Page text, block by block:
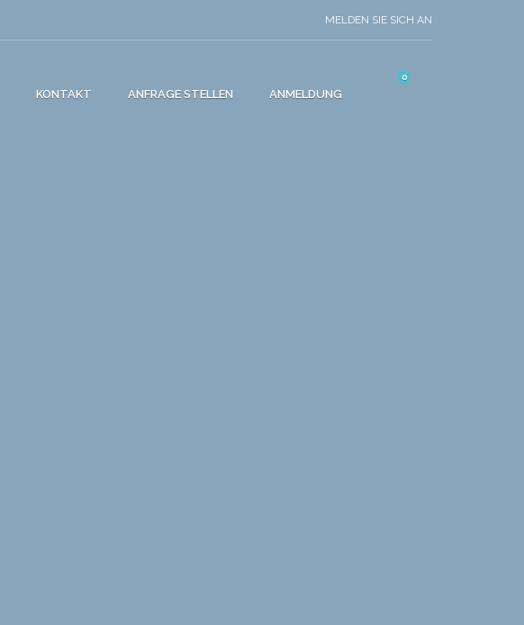
MELDEN SIE SICH AN
KONTAKT ANFRAGE STELLEN ANMELDUNG
0